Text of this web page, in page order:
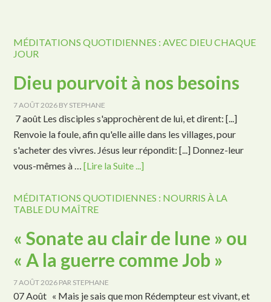
MÉDITATIONS QUOTIDIENNES : AVEC DIEU CHAQUE
JOUR
Dieu pourvoit à nos besoins
7 AOÛT 2026 BY STEPHANE
7 août Les disciples s'approchèrent de lui, et dirent: [...]
Renvoie la foule, afin qu'elle aille dans les villages, pour
s'acheter des vivres. Jésus leur répondit: [...] Donnez-leur
vous-mêmes à …[Lire la Suite ...]
MÉDITATIONS QUOTIDIENNES : NOURRIS À LA
TABLE DU MAÎTRE
« Sonate au clair de lune » ou
« A la guerre comme Job »
7 AOÛT 2026 PAR STEPHANE
07 Août « Mais je sais que mon Rédempteur est vivant, et